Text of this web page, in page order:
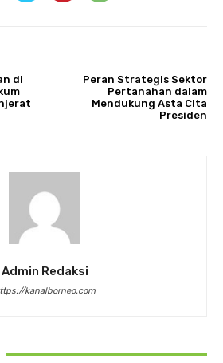
di
Peran Strategis Sektor
Pertanahan dalam
Mendukung Asta Cita
Presiden
Admin Redaksi
kanalborneo.com